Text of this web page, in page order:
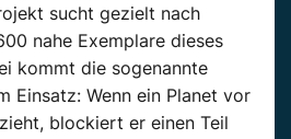
sucht gezielt nach
nahe Exemplare dieses
kommt die sogenannte
Einsatz: Wenn ein Planet vor
blockiert er einen Teil